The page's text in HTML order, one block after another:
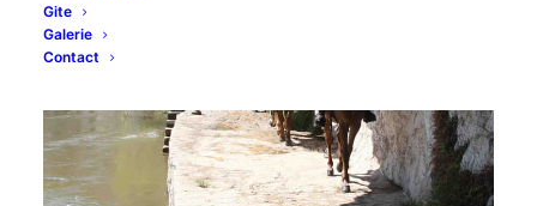
Gite
Galerie
Contact